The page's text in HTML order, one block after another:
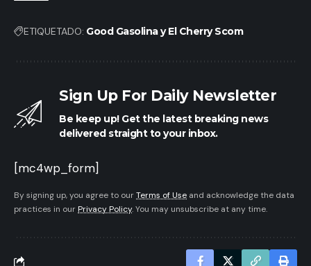
ETIQUETADO: Good Gasolina y El Cherry Scom
Sign Up For Daily Newsletter
Be keep up! Get the latest breaking news
delivered straight to your inbox.
[mc4wp_form]
By signing up, you agree to ourTerms of Use and acknowledge the data
practices in our Privacy Policy. You may unsubscribe at any time.